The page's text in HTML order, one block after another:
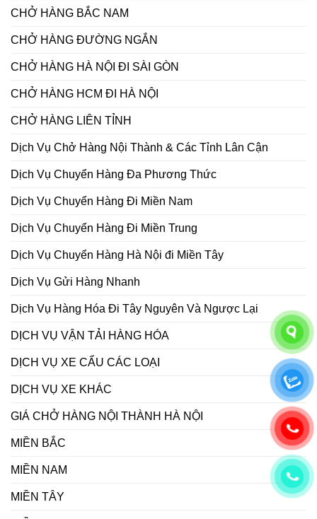
ngày
-
Hương
Ninh
Miền
2-
3
-ĐT0933833566
CHỞ HÀNG BẮC NAM
CHỞ HÀNG ĐƯỜNG NGẮN
CHỞ HÀNG HÀ NỘI ĐI SÀI GÒN
CHỞ HÀNG HCM ĐI HÀ NỘI
CHỞ HÀNG LIÊN TỈNH
Dịch Vụ Chở Hàng Nội Thành & Các Tỉnh Lân Cận
Dịch Vụ Chuyển Hàng Đa Phương Thức
Dịch Vụ Chuyển Hàng Đi Miền Nam
Dịch Vụ Chuyển Hàng Đi Miền Trung
Dịch Vụ Chuyển Hàng Hà Nội đi Miền Tây
Dịch Vụ Gửi Hàng Nhanh
Dịch Vụ Hàng Hóa Đi Tây Nguyên Và Ngược Lại
DỊCH VỤ VẬN TẢI HÀNG HÓA
DỊCH VỤ XE CẨU CÁC LOẠI
DỊCH VỤ XE KHÁC
GIÁ CHỞ HÀNG NỘI THÀNH HÀ NỘI
MIỀN BẮC
MIỀN NAM
MIỀN TÂY